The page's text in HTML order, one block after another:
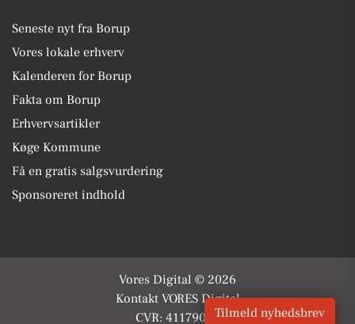
Seneste nyt fra Borup
Vores lokale erhverv
Kalenderen for Borup
Fakta om Borup
Erhvervsartikler
Køge Kommune
Få en gratis salgsvurdering
Sponsoreret indhold
Vores Digital © 2026
Kontakt VORES Digital
CVR: 41179082Tilmeld nyhedsbrev